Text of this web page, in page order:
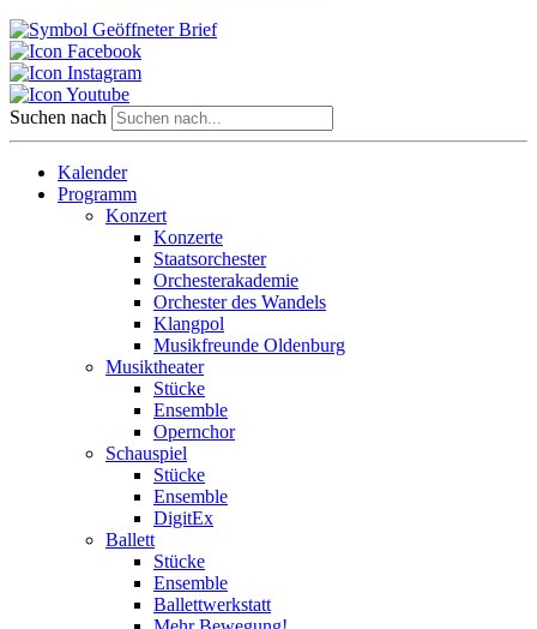
Suchen nach
Kalender
Programm
Konzert
Konzerte
Staatsorchester
Orchesterakademie
Orchester des Wandels
Klangpol
Musikfreunde Oldenburg
Musiktheater
Stücke
Ensemble
Opernchor
Schauspiel
Stücke
Ensemble
DigitEx
Ballett
Stücke
Ensemble
Ballettwerkstatt